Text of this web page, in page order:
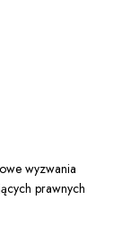
wyzwania
prawnych